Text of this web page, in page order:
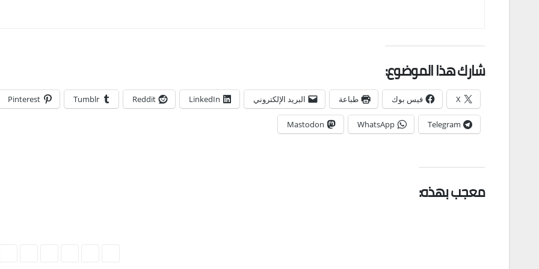
شارك هذا الموضوع:
X فيس بوك طباعة البريد الإلكتروني LinkedIn
Reddit
Tumblr
Pinterest
Telegram
WhatsApp
Mastodon
معجب بهذه: